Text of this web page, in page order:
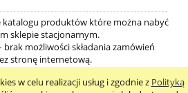
w celu realizacji usług i zgodnie z Polityką
katalogu produktów które można nabyć
sklepie stacjonarnym.
możliwości składania zamówień
stronę internetową.